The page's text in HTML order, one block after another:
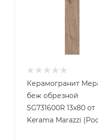
Керамогранит
беж обрезной
SG731600R 13x80 от
Kerama Marazzi